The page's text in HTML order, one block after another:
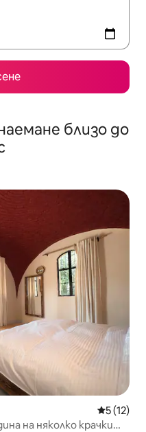
близо до
Средна
5 (12)
на няколко крачки